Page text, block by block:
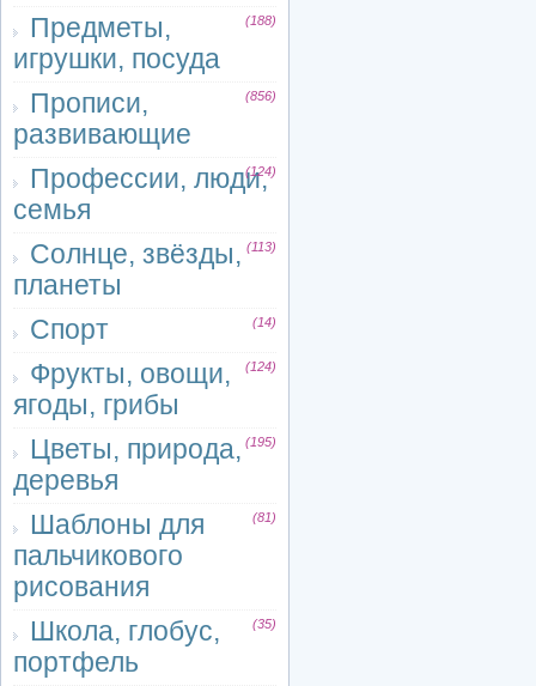
Предметы,
игрушки, посуда
(188)
Прописи,
развивающие
(856)
Профессии, люди,
семья
(124)
Солнце, звёзды,
планеты
(113)
Спорт (14)
Фрукты, овощи,
ягоды, грибы
(124)
Цветы, природа,
деревья
(195)
Шаблоны для
пальчикового
рисования
(81)
Школа, глобус,
портфель
(35)